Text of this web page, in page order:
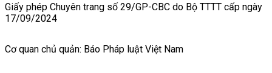
Giấy phép Chuyên trang số 29/GP-CBC do Bộ TTTT cấp ngày
17/09/2024
Cơ quan chủ quản: Báo Pháp luật Việt Nam